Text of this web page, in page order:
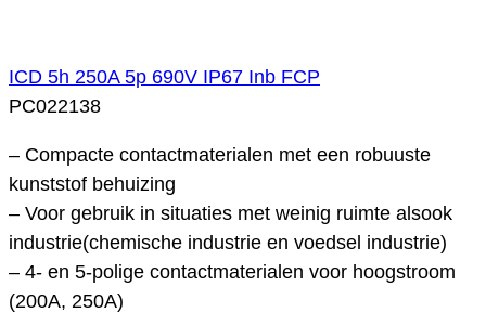
ICD 5h 250A 5p 690V IP67 Inb FCP
PC022138
– Compacte contactmaterialen met een robuuste
kunststof behuizing
– Voor gebruik in situaties met weinig ruimte alsook
industrie(chemische industrie en voedsel industrie)
– 4- en 5-polige contactmaterialen voor hoogstroom
(200A, 250A)